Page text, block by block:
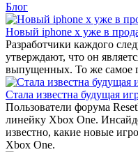
Блог
Новый iphone x уже в
Разработчики каждого
утверждают, что он
выпущенных. То же самое
Стала известна будущая
Пользователи форума
линейку Xbox One.
известно, какие новые
Xbox One.